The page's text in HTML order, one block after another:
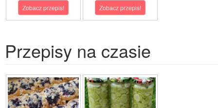
Zobacz przepis! Zobacz przepis!
Przepisy na czasie